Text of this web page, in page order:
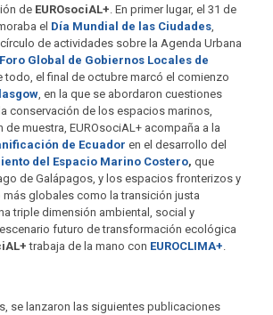
de EUROsociAL+ . En primer lugar, el 31 de
el Día Mundial de las Ciudades
de actividades sobre la Agenda Urbana
Global de Gobiernos Locales de
todo, el final de octubre marcó el comienzo
, en la que se abordaron cuestiones
conservación de los espacios marinos,
muestra, EUROsociAL+ acompaña a la
de Ecuador en el desarrollo del
del Espacio Marino Costero, que
de Galápagos, y los espacios fronterizos y
globales como la transición justa
triple dimensión ambiental, social y
futuro de transformación ecológica
trabaja de la mano con EUROCLIMA+
se lanzaron las siguientes publicaciones